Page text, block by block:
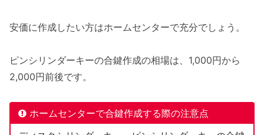
安価に作成したい方はホームセンターで充分でしょう。
ピンシリンダーキーの合鍵作成の相場は、1,000円から
2,000円前後です。
ホームセンターで合鍵作成する際の注意点